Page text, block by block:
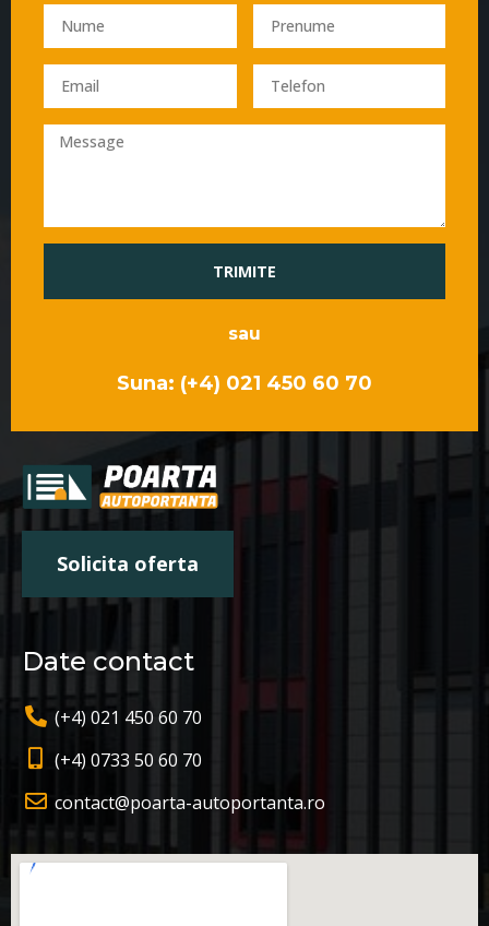
Solicita oferta
Date contact
(+4) 021 450 60 70
(+4) 0733 50 60 70
contact@poarta-autoportanta.ro
TRIMITE
sau
Suna: (+4) 021 450 60 70